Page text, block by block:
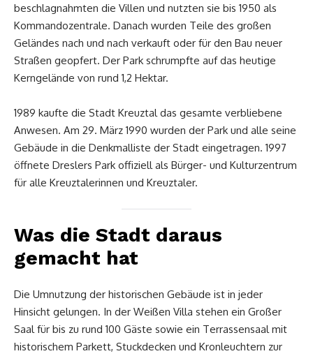
beschlagnahmten die Villen und nutzten sie bis 1950 als
Kommandozentrale. Danach wurden Teile des großen
Geländes nach und nach verkauft oder für den Bau neuer
Straßen geopfert. Der Park schrumpfte auf das heutige
Kerngelände von rund 1,2 Hektar.
1989 kaufte die Stadt Kreuztal das gesamte verbliebene
Anwesen. Am 29. März 1990 wurden der Park und alle seine
Gebäude in die Denkmalliste der Stadt eingetragen. 1997
öffnete Dreslers Park offiziell als Bürger- und Kulturzentrum
für alle Kreuztalerinnen und Kreuztaler.
Was die Stadt daraus
gemacht hat
Die Umnutzung der historischen Gebäude ist in jeder
Hinsicht gelungen. In der Weißen Villa stehen ein Großer
Saal für bis zu rund 100 Gäste sowie ein Terrassensaal mit
historischem Parkett, Stuckdecken und Kronleuchtern zur